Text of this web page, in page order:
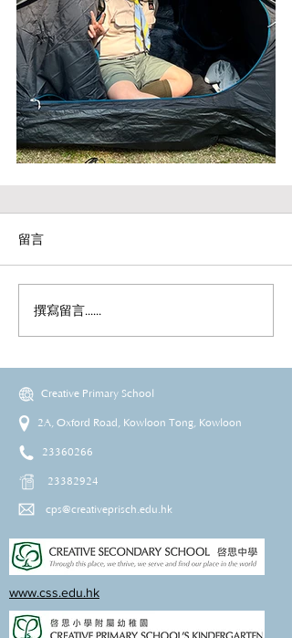
留言
撰寫留言......
Creative Primary School
2A, Oxford Road, Kowloon Tong, Kowloon
23360266
23382924
cps@creativeprisch.edu.hk
www.css.edu.hk